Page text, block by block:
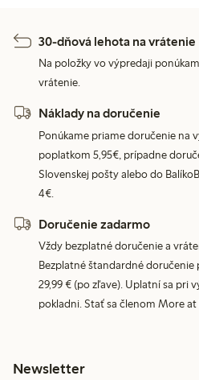
30-dňová lehota na vrátenie
Na položky vo výpredaji
vrátenie.
Náklady na doručenie
Ponúkame priame doručenie na
poplatkom 5,95€, prípadne
Slovenskej pošty alebo do
4€.
Doručenie zadarmo
Vždy bezplatné doručenie a
Bezplatné štandardné doručenie
29,99 € (po zľave). Uplatní sa pri
pokladni. Stať sa členom More
Newsletter